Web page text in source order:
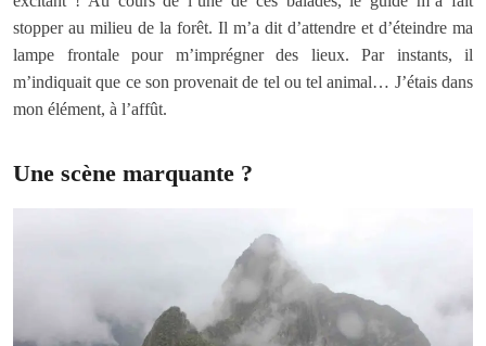
stopper au milieu de la forêt. Il m’a dit d’attendre et d’éteindre ma
lampe frontale pour m’imprégner des lieux. Par instants, il
m’indiquait que ce son provenait de tel ou tel animal… J’étais dans
mon élément, à l’affût.
Une scène marquante ?